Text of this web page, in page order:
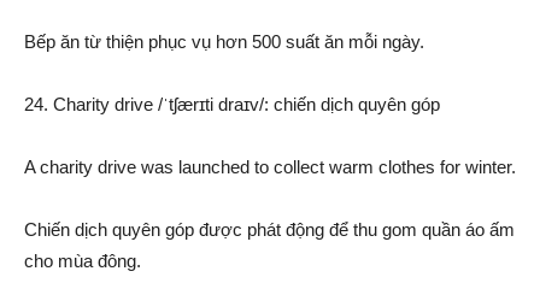
Bếp ăn từ thiện phục vụ hơn 500 suất ăn mỗi ngày.
24. Charity drive /ˈtʃærɪti draɪv/: chiến dịch quyên góp
A charity drive was launched to collect warm clothes for winter.
Chiến dịch quyên góp được phát động để thu gom quần áo ấm
cho mùa đông.